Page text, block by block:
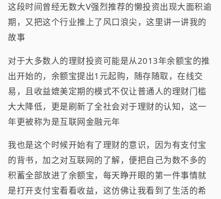
这段时间曾经无数大V强烈推荐的懒投资出现大面积逾
期，又把这个行业推上了风口浪尖，这里讲一讲我的
故事
对于大多数人的理财投资可能是从2013年余额宝的推
出开始的，余额宝提出1元起购，随存随取，在线交
易，且收益媲美定期的模式不仅让普通人的理财门槛
大大降低，更是刷新了全社会对于理财的认知，这一
年更被称为是互联网金融元年
我也是这个时候开始有了理财的意识，因为有支付宝
的背书，加之对互联网的了解，便把自己为数不多的
积蓄全部放进了余额宝，每天睁开眼的第一件事情就
是打开支付宝看看收益，这仿佛让我看到了生活的希